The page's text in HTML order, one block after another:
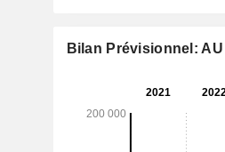
Bilan Prévisionnel: